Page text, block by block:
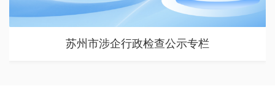
苏州市涉企行政检查公示专栏